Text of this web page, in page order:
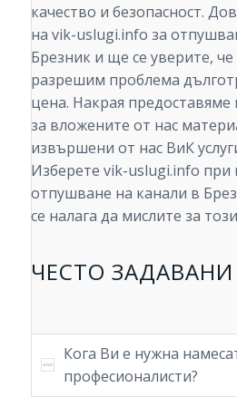
качество и безопасност.
на vik-uslugi.info за
Брезник и ще се уверите,
разрешим проблема
цена. Накрая предоставяме
за вложените от нас
извършени от нас ВиК
Изберете vik-uslugi.info при
отпушване на канали в
се налага да мислите за
ЧЕСТО
Кога Ви е нужна
професионалисти?